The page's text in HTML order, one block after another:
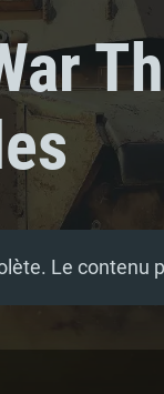
Le contenu